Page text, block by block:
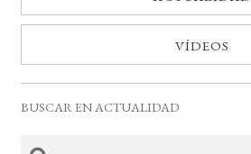
VÍDEOS
BUSCAR EN ACTUALIDAD